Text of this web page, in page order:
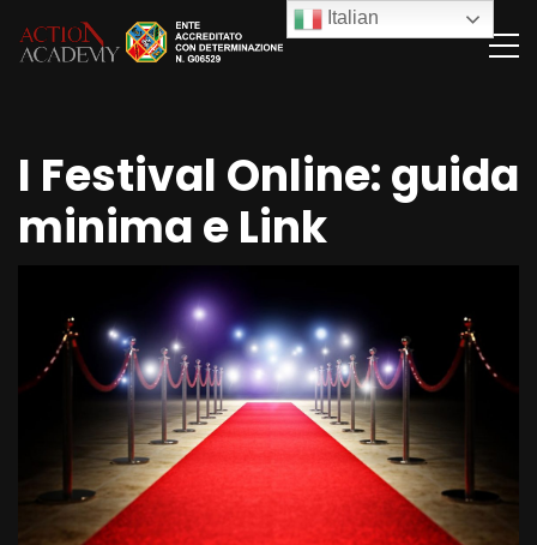
I Festival Online: guida
minima e Link
Italian